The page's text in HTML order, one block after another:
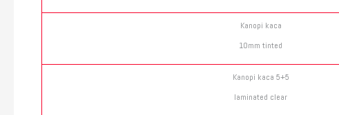
Kanopi kaca
10mm tinted
Kanopi kaca 5+5
laminated clear